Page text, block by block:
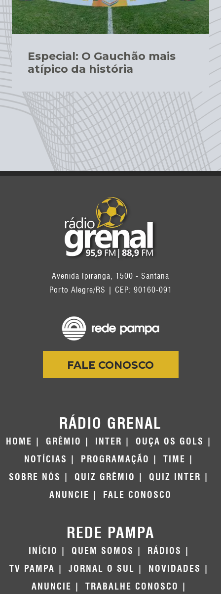
Especial: O Gauchão mais
atípico da história
Avenida Ipiranga, 1500 - Santana
Porto Alegre/RS | CEP: 90160-091
FALE CONOSCO
RÁDIO GRENAL
HOME GRÊMIO INTER
OUÇA OS GOLS
NOTÍCIAS
PROGRAMAÇÃO
TIME
SOBRE NÓS
QUIZ GRÊMIO
QUIZ INTER
ANUNCIE
FALE CONOSCO
REDE PAMPA
INÍCIO QUEM SOMOS
RÁDIOS
TV PAMPA
JORNAL O SUL
NOVIDADES
ANUNCIE
TRABALHE CONOSCO